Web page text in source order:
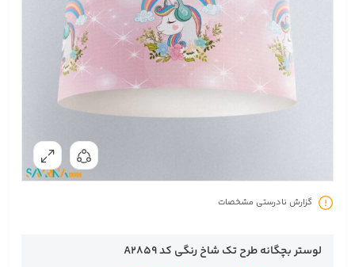
گزارش نادرستی مشخصات
لوستر بچگانه طرح تک شاخ رنگی کد A2859